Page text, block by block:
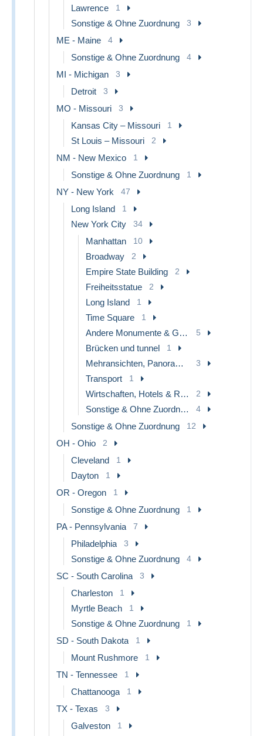
Lawrence 1
Sonstige & Ohne Zuordnung 3
ME - Maine 4
Sonstige & Ohne Zuordnung 4
MI - Michigan 3
Detroit 3
MO - Missouri 3
Kansas City – Missouri 1
St Louis – Missouri 2
NM - New Mexico 1
Sonstige & Ohne Zuordnung 1
NY - New York 47
Long Island 1
New York City 34
Manhattan 10
Broadway 2
Empire State Building 2
Freiheitsstatue 2
Long Island 1
Time Square 1
Andere Monumente & Gebäude 5
Brücken und tunnel 1
Mehransichten, Panoramakarten 3
Transport 1
Wirtschaften, Hotels & Restaurants 2
Sonstige & Ohne Zuordnung 4
Sonstige & Ohne Zuordnung 12
OH - Ohio 2
Cleveland 1
Dayton 1
OR - Oregon 1
Sonstige & Ohne Zuordnung 1
PA - Pennsylvania 7
Philadelphia 3
Sonstige & Ohne Zuordnung 4
SC - South Carolina 3
Charleston 1
Myrtle Beach 1
Sonstige & Ohne Zuordnung 1
SD - South Dakota 1
Mount Rushmore 1
TN - Tennessee 1
Chattanooga 1
TX - Texas 3
Galveston 1